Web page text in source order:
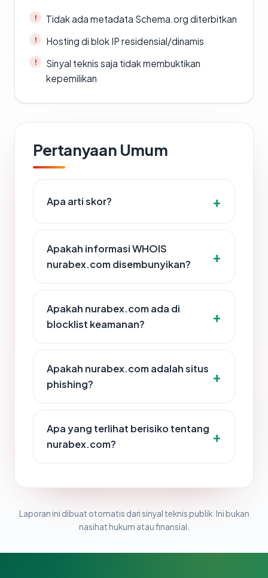
Tidak ada metadata Schema.org diterbitkan
Hosting di blok IP residensial/dinamis
Sinyal teknis saja tidak membuktikan
kepemilikan
Pertanyaan Umum
Apa arti skor?
Apakah informasi WHOIS
nurabex.com disembunyikan?
Apakah nurabex.com ada di
blocklist keamanan?
Apakah nurabex.com adalah situs
phishing?
Apa yang terlihat berisiko tentang
nurabex.com?
Laporan ini dibuat otomatis dari sinyal teknis publik. Ini bukan
nasihat hukum atau finansial.